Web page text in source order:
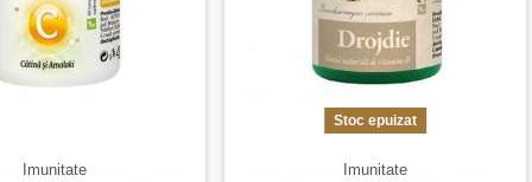
Imunitate
Stoc epuizat
Imunitate